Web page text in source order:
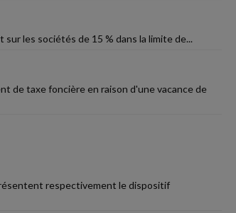
les sociétés de 15 % dans la limite de...
de taxe foncière en raison d'une vacance de
respectivement le dispositif